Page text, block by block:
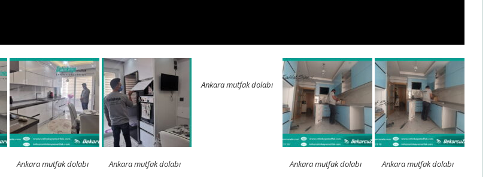
Ankara mutfak dolabı Ankara mutfak dolabı
Ankara mutfak dolabı
Ankara mutfak dolabı Ankara mutfak dolabı